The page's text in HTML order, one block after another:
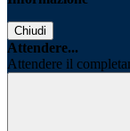
Chiudi
Attendere...
Attendere il